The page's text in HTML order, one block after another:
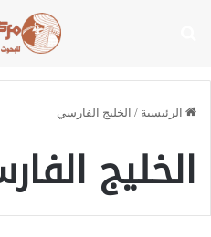
الرئيسية / الخليج الفارسي
الخليج